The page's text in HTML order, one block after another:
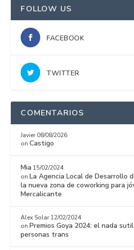
FOLLOW US
FACEBOOK
TWITTER
COMENTARIOS
Javier 08/08/2026
onCastigo
Mia 15/02/2024
on La Agencia Local de Desarrollo
la nueva zona de coworking para
Mercalicante
Alex Solar 12/02/2024
on Premios Goya 2024: el nada
personas trans